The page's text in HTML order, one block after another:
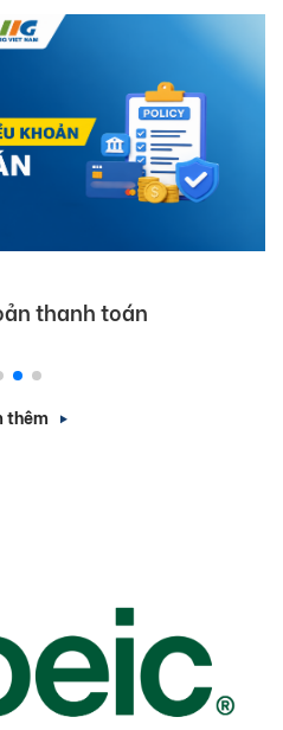
dịch vụ trong thời gian
thêm